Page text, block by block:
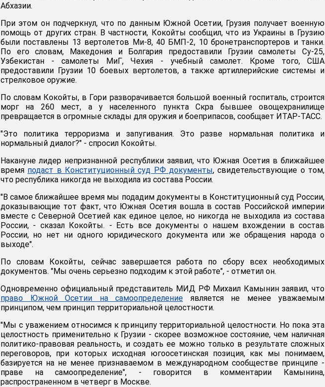
Абхазии.
При этом он подчеркнул, что по данным Южной Осетии, Грузия получает военную
помощь от других стран. В частности, Кокойты сообщил, что из Украины в Грузию
были поставлены 13 вертолетов Ми-8, 40 БМП-2, 10 бронетранспортеров и танки.
По его словам, Македония и Болгария предоставили Грузии самолеты Су-25,
Узбекистан - самолеты МиГ, Чехия - учебный самолет. Кроме того, США
предоставили Грузии 10 боевых вертолетов, а также артиллерийские системы и
стрелковое оружие.
По словам Кокойты, в Гори разворачивается большой военный госпиталь, строится
морг на 260 мест, а у населенного пункта Скра бывшее овощехранилище
превращается в огромные склады для оружия и боеприпасов, сообщает ИТАР-ТАСС.
"Это политика терроризма и запугивания. Это разве нормальная политика и
нормальный диалог?" - спросил Кокойты.
Накануне лидер непризнанной республики заявил, что Южная Осетия в ближайшее
время подаст в Конституционный суд РФ документы, свидетельствующие о том,
что республика никогда не выходила из состава России.
"В самое ближайшее время мы подадим документы в Конституционный суд России,
доказывающие тот факт, что Южная Осетия вошла в состав Российской империи
вместе с Северной Осетией как единое целое, но никогда не выходила из состава
России, - сказал Кокойты. - Есть все документы о нашем вхождении в состав
России, но нет ни одного юридического документа или же обращения народа о
выходе".
По словам Кокойты, сейчас завершается работа по сбору всех необходимых
документов. "Мы очень серьезно подходим к этой работе", - отметил он.
Одновременно официальный представитель МИД РФ Михаил Камынин заявил, что
право Южной Осетии на самоопределение является не менее уважаемым
принципом, чем принцип территориальной целостности.
"Мы с уважением относимся к принципу территориальной целостности. Но пока эта
целостность применительно к Грузии - скорее возможное состояние, чем наличная
политико-правовая реальность, и создать ее можно только в результате сложных
переговоров, при которых исходная югоосетинская позиция, как мы понимаем,
базируется на не менее признаваемом в международном сообществе принципе -
праве на самоопределение", - говорится в комментарии Камынина,
распространенном в четверг в Москве.